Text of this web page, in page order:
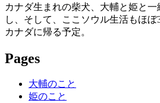
カナダ生まれの柴犬、大輔と姫と
し、そして、ここソウル生活もほ
カナダに帰る予定。
Pages
大輔のこと
姫のこと